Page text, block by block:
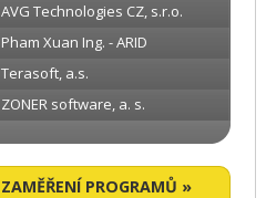
AVG Technologies CZ, s.r.o.
Pham Xuan Ing. - ARID
Terasoft, a.s.
ZONER software, a. s.
ZAMĚŘENÍ PROGRAMŮ »